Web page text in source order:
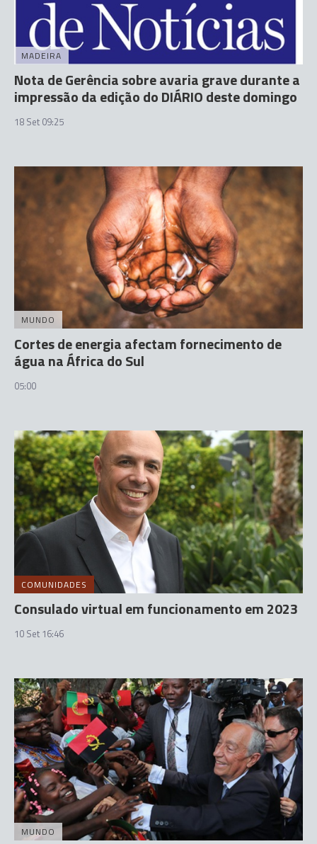
MADEIRA
Nota de Gerência sobre avaria grave durante a
impressão da edição do DIÁRIO deste domingo
18 Set 09:25
MUNDO
Cortes de energia afectam fornecimento de
água na África do Sul
05:00
COMUNIDADES
Consulado virtual em funcionamento em 2023
10 Set 16:46
MUNDO